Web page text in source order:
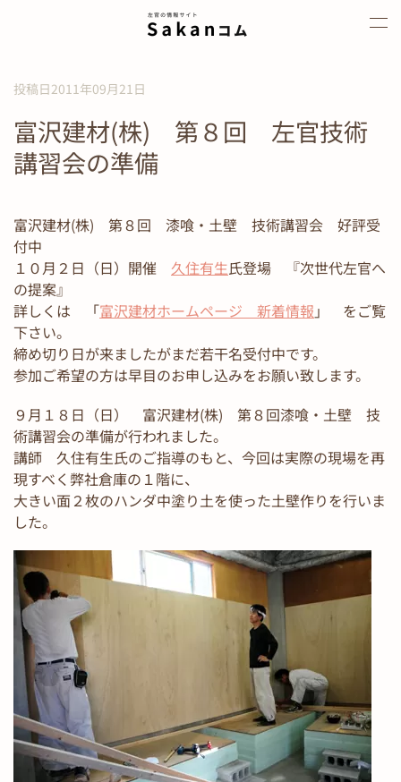
投稿日2011年09月21日
富沢建材(株) 第８回 左官技術
講習会の準備
富沢建材(株) 第８回 漆喰・土壁 技術講習会 好評受
付中
１０月２日（日）開催 久住有生氏登場 『次世代左官へ
の提案』
詳しくは 「富沢建材ホームページ 新着情報 」 をご覧
下さい。
締め切り日が来ましたがまだ若干名受付中です。
参加ご希望の方は早目のお申し込みをお願い致します。
９月１８日（日） 富沢建材(株) 第８回漆喰・土壁 技
術講習会の準備が行われました。
講師 久住有生氏のご指導のもと、今回は実際の現場を再
現すべく弊社倉庫の１階に、
大きい面２枚のハンダ中塗り土を使った土壁作りを行いま
した。